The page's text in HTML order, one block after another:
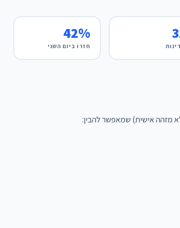
42%
חזרו ביום השני
מזהה אישית) שמאפשר להבין: